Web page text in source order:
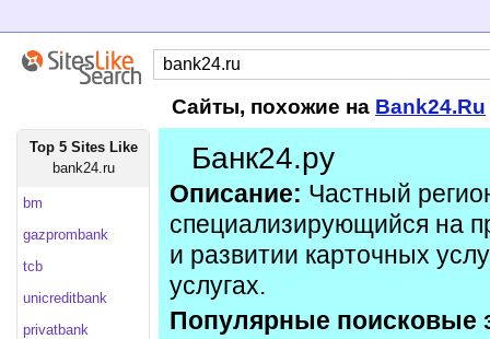
Сайты, похожие на Bank24.Ru
Top 5 Sites Like
bank24.ru
bm
gazprombank
tcb
unicreditbank
privatbank
Банк24.ру
Описание: Частный
специализирующийся на
и развитии карточных
услугах.
Популярные поисковые